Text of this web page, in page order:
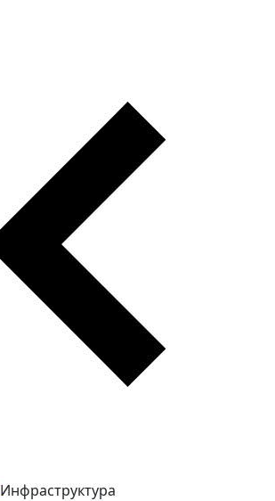
Инфраструктура